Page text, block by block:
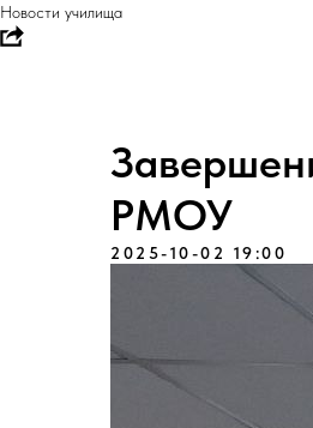
Новости училища
РМОУ
2025-10-02 19:00